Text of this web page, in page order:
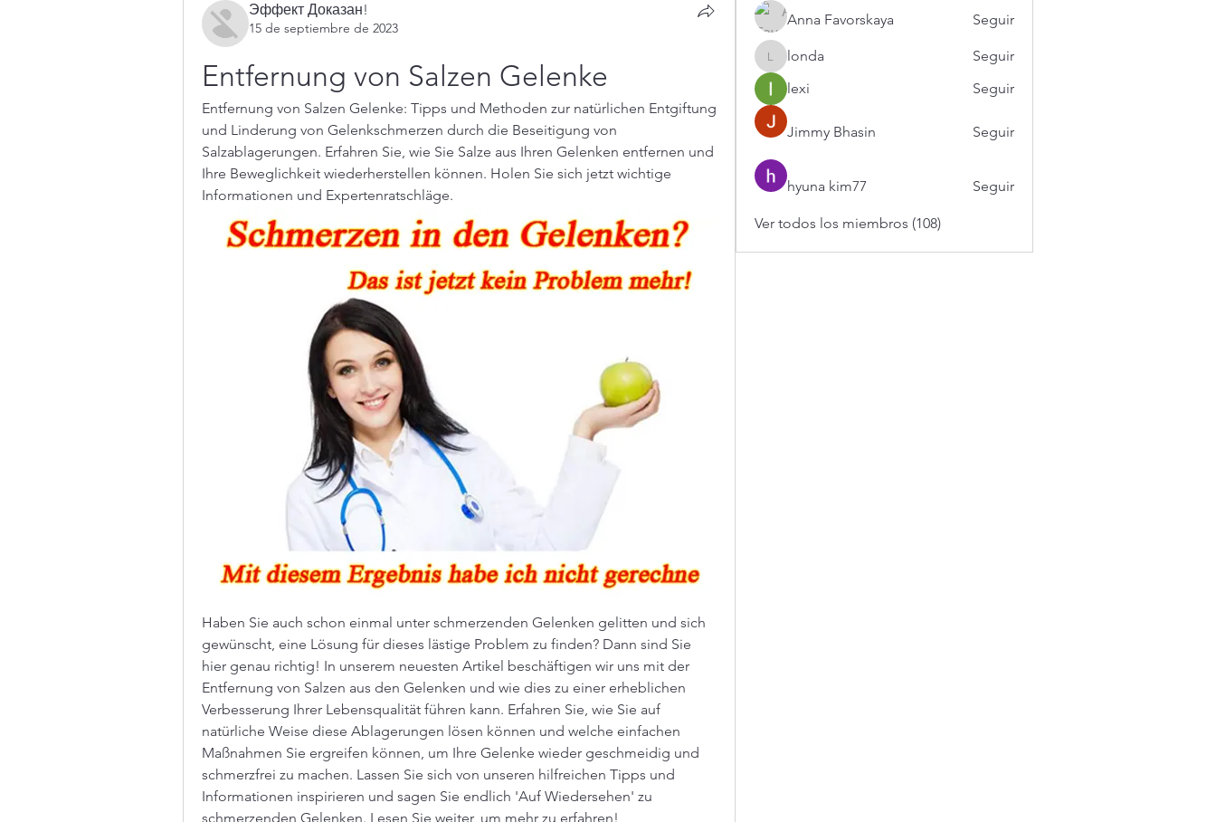
Эффект Доказан!
15 de septiembre de 2023
Entfernung von Salzen Gelenke
Entfernung von Salzen Gelenke: Tipps und Methoden zur natürlichen Entgiftung
und Linderung von Gelenkschmerzen durch die Beseitigung von
Salzablagerungen. Erfahren Sie, wie Sie Salze aus Ihren Gelenken entfernen und
Ihre Beweglichkeit wiederherstellen können. Holen Sie sich jetzt wichtige
Informationen und Expertenratschläge.
Haben Sie auch schon einmal unter schmerzenden Gelenken gelitten und sich
gewünscht, eine Lösung für dieses lästige Problem zu finden? Dann sind Sie
hier genau richtig! In unserem neuesten Artikel beschäftigen wir uns mit der
Entfernung von Salzen aus den Gelenken und wie dies zu einer erheblichen
Verbesserung Ihrer Lebensqualität führen kann. Erfahren Sie, wie Sie auf
natürliche Weise diese Ablagerungen lösen können und welche einfachen
Maßnahmen Sie ergreifen können, um Ihre Gelenke wieder geschmeidig und
schmerzfrei zu machen. Lassen Sie sich von unseren hilfreichen Tipps und
Informationen inspirieren und sagen Sie endlich 'Auf Wiedersehen' zu
schmerzenden Gelenken. Lesen Sie weiter, um mehr zu erfahren!
Anna Favorskaya
Seguir
londa
londa
Seguir
lexi
Seguir
Jimmy Bhasin Seguir
hyuna kim77 Seguir
Ver todos los miembros (108)